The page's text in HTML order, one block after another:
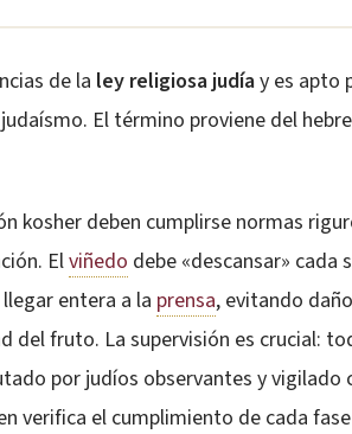
de la ley religiosa judíay es apto
El término proviene del
kosher deben cumplirse normas
Elviñedo debe «descansar» cada
entera a la prensa, evitando
del fruto. La supervisión es crucial:
por judíos observantes y
verifica el cumplimiento de cada